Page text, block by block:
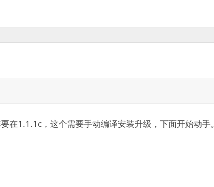
在1.1.1c，这个需要手动编译安装升级，下面开始动手。